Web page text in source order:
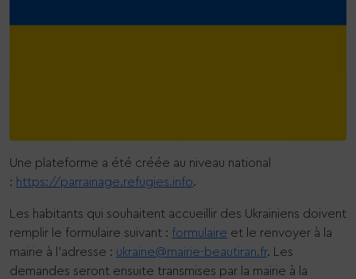
Une plateforme a été créée au niveau national
: https://parrainage.refugies.info.
Les habitants qui souhaitent accueillir des Ukrainiens doivent
remplir le formulaire suivant : formulaire et le renvoyer à la
mairie à l’adresse : ukraine@mairie-beautiran.fr. Les
demandes seront ensuite transmises par la mairie à la